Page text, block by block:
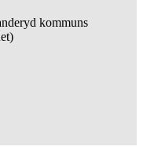
kommuns